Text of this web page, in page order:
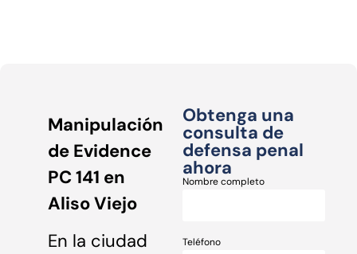
Manipulación
de Evidence
PC 141 en
Aliso Viejo
En la ciudad
Obtenga una
consulta de
defensa penal
ahora
Nombre completo
Teléfono